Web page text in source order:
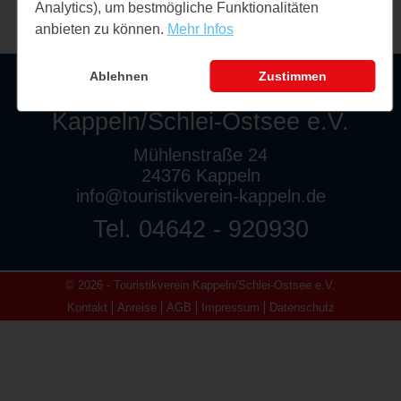
Touristikverein
Kappeln/Schlei-Ostsee e.V.
Mühlenstraße 24
24376 Kappeln
info@touristikverein-kappeln.de
Tel. 04642 - 920930
© 2026 - Touristikverein Kappeln/Schlei-Ostsee e.V.
Kontakt
Anreise AGB Impressum Datenschutz
Analytics), um bestmögliche Funktionalitäten
anbieten zu können. Mehr Infos
Ablehnen Zustimmen